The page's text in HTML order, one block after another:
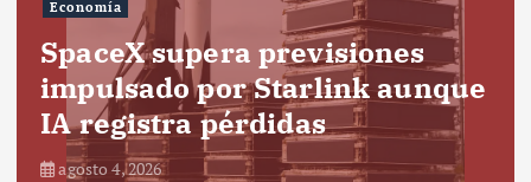
Economía
SpaceX supera previsiones
impulsado por Starlink aunque
IA registra pérdidas
agosto 4, 2026